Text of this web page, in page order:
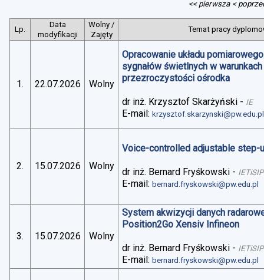
<< pierwsza <
Lp.
Data
modyfikacji
Wolny /
Zajęty
Temat pracy
1. 22.07.2026 Wolny
Opracowanie układu
sygnałów świetlnych w
przezroczystości ośrodka
dr inż. Krzysztof Skarżyński - IE
E-mail:krzysztof.skarzynski@pw.edu.pl
2. 15.07.2026 Wolny
Voice-controlled adjustable step-
dr inż. Bernard Fryśkowski - IETiSIP
E-mail:bernard.fryskowski@pw.edu.pl
3. 15.07.2026 Wolny
System akwizycji danych
Position2Go Xensiv Infineon
dr inż. Bernard Fryśkowski - IETiSIP
E-mail:bernard.fryskowski@pw.edu.pl